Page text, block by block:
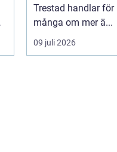
Trestad handlar för
många om mer ä...
09 juli 2026